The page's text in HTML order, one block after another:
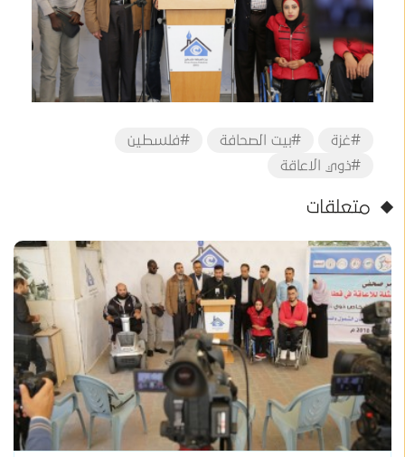
#غزة #بيت الصحافة
#فلسطين
#ذوي الاعاقة
متعلقات